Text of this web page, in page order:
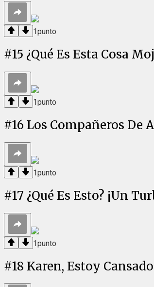
1punto
#15 ¿Qué Es Esta Cosa
1punto
#16 Los Compañeros De
1punto
#17 ¿Qué Es Esto? ¡Un
1punto
#18 Karen, Estoy